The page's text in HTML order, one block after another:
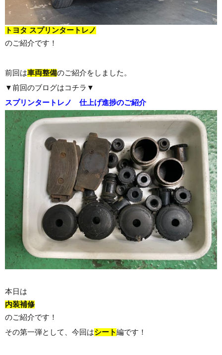
トヨタ スプリンタートレノ
のご紹介です！
前回は車両整備のご紹介をしました。
▼前回のブログはコチラ▼
スプリンタートレノ 仕上げ進捗のご紹介
本日は
内装補修
のご紹介です！
その第一弾として、今回はシート編です！